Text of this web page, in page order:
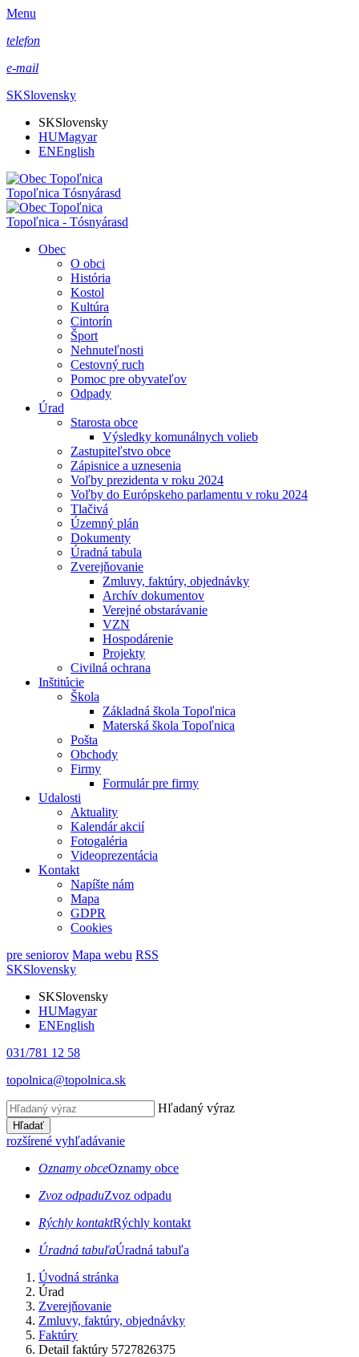
Menu
telefon
e-mail
SKSlovensky
SKSlovensky
HUMagyar
ENEnglish
Topoľnica Tósnyárasd
Topoľnica - Tósnyárasd
Obec
O obci
História
Kostol
Kultúra
Cintorín
Šport
Nehnuteľnosti
Cestovný ruch
Pomoc pre obyvateľov
Odpady
Úrad
Starosta obce
Výsledky komunálnych volieb
Zastupiteľstvo obce
Zápisnice a uznesenia
Voľby prezidenta v roku 2024
Voľby do Európskeho parlamentu v roku 2024
Tlačivá
Územný plán
Dokumenty
Úradná tabula
Zverejňovanie
Zmluvy, faktúry, objednávky
Archív dokumentov
Verejné obstarávanie
VZN
Hospodárenie
Projekty
Civilná ochrana
Inštitúcie
Škola
Základná škola Topoľnica
Materská škola Topoľnica
Pošta
Obchody
Firmy
Formulár pre firmy
Udalosti
Aktuality
Kalendár akcií
Fotogaléria
Videoprezentácia
Kontakt
Napíšte nám
Mapa
GDPR
Cookies
pre seniorov Mapa webu RSS
SKSlovensky
SKSlovensky
HUMagyar
ENEnglish
031/781 12 58
topolnica@topolnica.sk
Hľadaný výraz
Hľadať
rozšírené vyhľadávanie
Oznamy obceOznamy obce
Zvoz odpaduZvoz odpadu
Rýchly kontaktRýchly kontakt
Úradná tabuľaÚradná tabuľa
Úvodná stránka
Úrad
Zverejňovanie
Zmluvy, faktúry, objednávky
Faktúry
Detail faktúry 5727826375